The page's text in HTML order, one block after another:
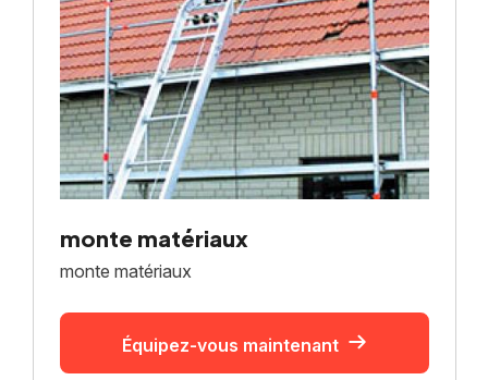
monte matériaux
monte matériaux
Équipez-vous maintenant